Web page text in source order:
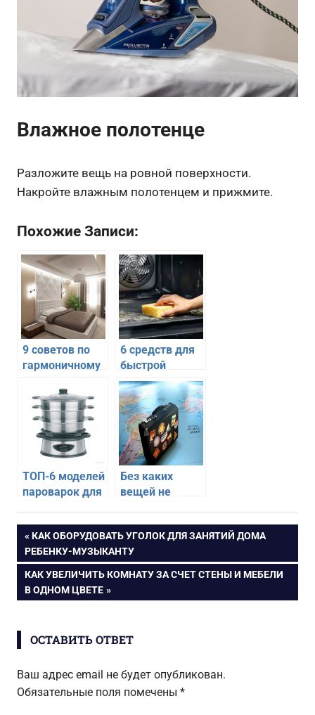
Влажное полотенце
Разложите вещь на ровной поверхности.
Накройте влажным полотенцем и прижмите.
Похожие Записи:
9 советов по
гармоничному
интерьера
спальни
6 средств для
быстрой
очистки
духового
шкафа
ТОП-6 моделей
пароварок для
полезной
готовки
Без каких
вещей не
одно
путешествие
Навигация
по
записям
ПРЕДЫДУЩАЯ
ЗАПИСЬ:
КАК ОБОРУДОВАТЬ УГОЛОК ДЛЯ ЗАНЯТИЙ ДОМА
РЕБЕНКУ-МУЗЫКАНТУ
СЛЕДУЮЩАЯ
ЗАПИСЬ:
КАК УВЕЛИЧИТЬ КОМНАТУ ЗА СЧЕТ СТЕНЫ И МЕБЕЛИ
В ОДНОМ ЦВЕТЕ
ОСТАВИТЬ ОТВЕТ
Ваш адрес email не будет опубликован.
Обязательные поля помечены *